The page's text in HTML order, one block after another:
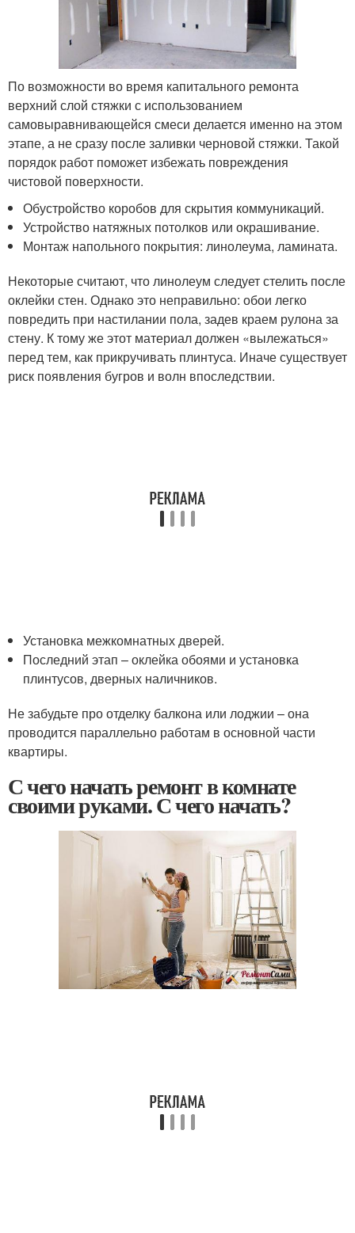
По возможности во время капитального ремонта
верхний слой стяжки с использованием
самовыравнивающейся смеси делается именно на этом
этапе, а не сразу после заливки черновой стяжки. Такой
порядок работ поможет избежать повреждения
чистовой поверхности.
Обустройство коробов для скрытия коммуникаций.
Устройство натяжных потолков или окрашивание.
Монтаж напольного покрытия: линолеума, ламината.
Некоторые считают, что линолеум следует стелить после
оклейки стен. Однако это неправильно: обои легко
повредить при настилании пола, задев краем рулона за
стену. К тому же этот материал должен «вылежаться»
перед тем, как прикручивать плинтуса. Иначе существует
риск появления бугров и волн впоследствии.
Установка межкомнатных дверей.
Последний этап – оклейка обоями и установка
плинтусов, дверных наличников.
Не забудьте про отделку балкона или лоджии – она
проводится параллельно работам в основной части
квартиры.
С чего начать ремонт в комнате
своими руками. С чего начать?